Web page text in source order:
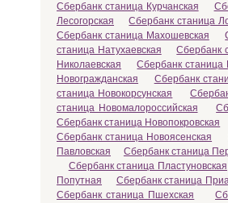
Сбербанк станица Курчанская
Лесогорская
Сбербанк станица
Сбербанк станица Махошевская
станица Натухаевская
Сбербанк
Николаевская
Сбербанк станица
Новогражданская
Сбербанк
станица Новокорсунская
станица Новомалороссийская
Сбербанк станица Новопокровская
Сбербанк станица Новоясенская
Павловская
Сбербанк станица
Сбербанк станица Пластуновская
Попутная
Сбербанк станица
Сбербанк станица Пшехская